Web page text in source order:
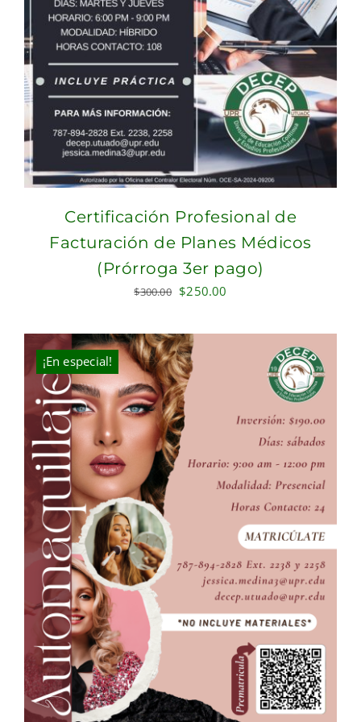
Certificación Profesional de
Facturación de Planes Médicos
(Prórroga 3er pago)
$300.00 Original
was:
$300.00.
$250.00
is:
$250.00.
¡En especial!